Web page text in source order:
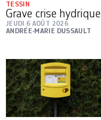
TESSIN
Grave crise hydrique
JEUDI 6 AOÛT 2026
ANDRÉE-MARIE DUSSAULT